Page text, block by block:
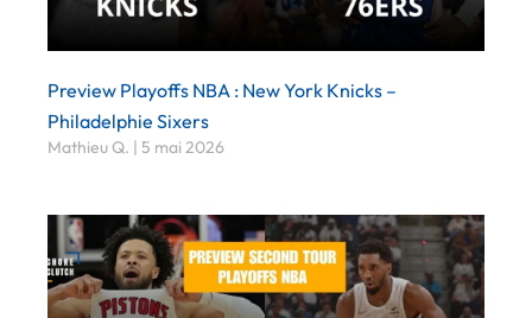
Preview Playoffs NBA : New York Knicks –
Philadelphie Sixers
Mathieu Q. 5 mai 2026